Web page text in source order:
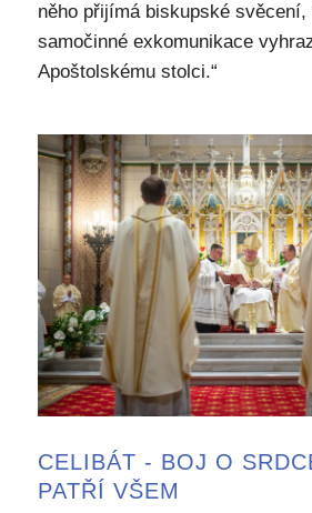
něho přijímá biskupské svěcení,
samočinné exkomunikace
Apoštolskému stolci.“
CELIBÁT - BOJ O
PATŘÍ VŠEM